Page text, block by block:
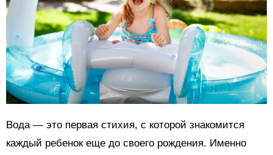
Вода — это первая стихия, с которой знакомится
каждый ребенок еще до своего рождения. Именно